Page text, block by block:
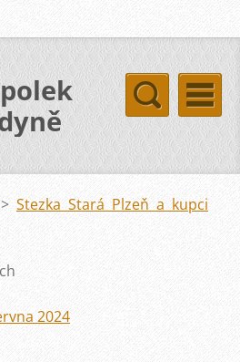
> Stezka Stará Plzeň a kupci
2024